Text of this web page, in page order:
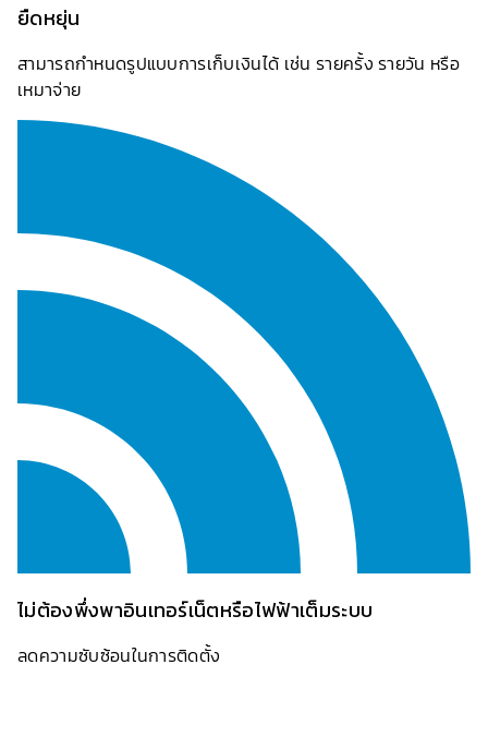
ยืดหยุ่น
สามารถกำหนดรูปแบบการเก็บเงินได้ เช่น รายครั้ง รายวัน หรือ
เหมาจ่าย
ไม่ต้องพึ่งพาอินเทอร์เน็ตหรือไฟฟ้าเต็มระบบ
ลดความซับซ้อนในการติดตั้ง